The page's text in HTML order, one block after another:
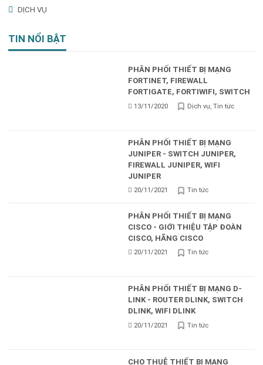
DỊCH VỤ
TIN NỔI BẬT
PHÂN PHỐI THIẾT BỊ MẠNG
FORTINET, FIREWALL
FORTIGATE, FORTIWIFI, SWITCH
13/11/2020 Dịch vụ Tin tức
PHÂN PHỐI THIẾT BỊ MẠNG
JUNIPER - SWITCH JUNIPER,
FIREWALL JUNIPER, WIFI
JUNIPER
20/11/2021 Tin tức
PHÂN PHỐI THIẾT BỊ MẠNG
CISCO - GIỚI THIỆU TẬP ĐOÀN
CISCO, HÃNG CISCO
20/11/2021 Tin tức
PHÂN PHỐI THIẾT BỊ MẠNG D-
LINK - ROUTER DLINK, SWITCH
DLINK, WIFI DLINK
20/11/2021 Tin tức
CHO THUÊ THIẾT BỊ MẠNG